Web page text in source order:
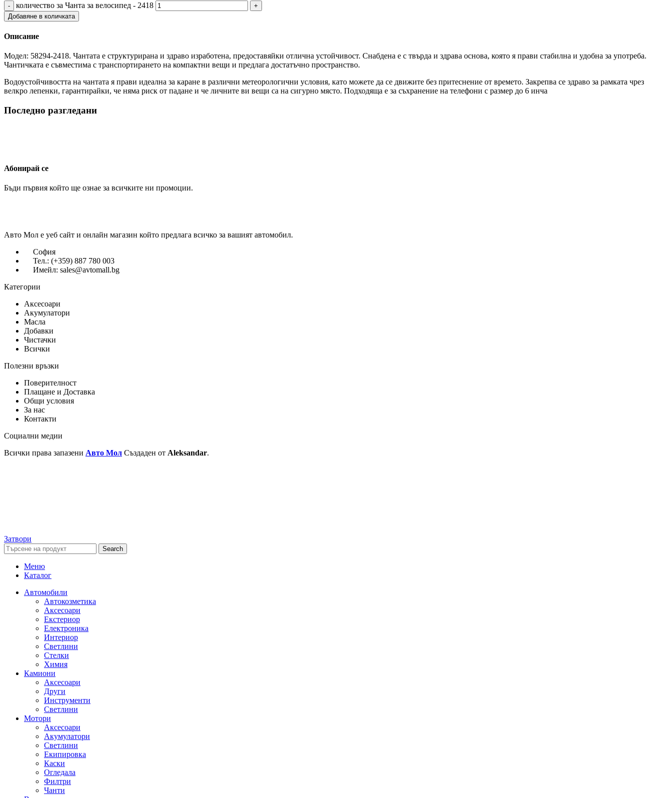
количество за Чанта за велосипед - 2418
Добавяне в количката
Описание
Модел: 58294-2418. Чантата е структурирана и здраво изработена, предоставяйки отлична устойчивост. Снабдена е с твърда и здрава основа, която я прави стабилна и удобна за употреба.
Чантичката е съвместима с транспортирането на компактни вещи и предлага достатъчно пространство.
Водоустойчивостта на чантата я прави идеална за каране в различни метеорологични условия, като можете да се движите без притеснение от времето. Закрепва се здраво за рамката чрез
велкро лепенки, гарантирайки, че няма риск от падане и че личните ви вещи са на сигурно място. Подходяща е за съхранение на телефони с размер до 6 инча
Последно разгледани
Абонирай се
Бъди първия който ще ознае за всичките ни промоции.
Авто Мол е уеб сайт и онлайн магазин който предлага всичко за вашият автомобил.
София
Тел.: (+359) 887 780 003
Имейл: sales@avtomall.bg
Категории
Аксесоари
Акумулатори
Масла
Добавки
Чистачки
Всички
Полезни връзки
Поверителност
Плащане и Доставка
Общи условия
За нас
Контакти
Социални медии
Всички права запазени Авто Мол Създаден от Aleksandar.
Затвори
Search
Меню
Каталог
Автомобили
Автокозметика
Аксесоари
Екстериор
Електроника
Интериор
Светлини
Стелки
Химия
Камиони
Аксесоари
Други
Инструменти
Светлини
Мотори
Аксесоари
Акумулатори
Светлини
Екипировка
Каски
Огледала
Филтри
Чанти